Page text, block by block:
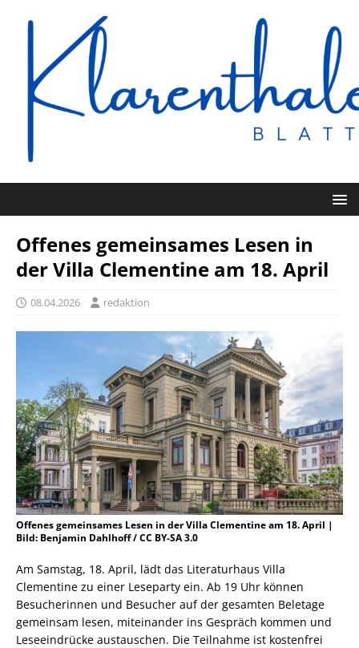
Offenes gemeinsames Lesen in
der Villa Clementine am 18. April
08.04.2026 redaktion
Offenes gemeinsames Lesen in der Villa Clementine am 18. April |
Bild: Benjamin Dahlhoff / CC BY-SA 3.0
Am Samstag, 18. April, lädt das Literaturhaus Villa
Clementine zu einer Leseparty ein. Ab 19 Uhr können
Besucherinnen und Besucher auf der gesamten Beletage
gemeinsam lesen, miteinander ins Gespräch kommen und
Leseeindrücke austauschen. Die Teilnahme ist kostenfrei